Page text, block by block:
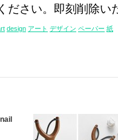
ださい。即刻削除い
design アート デザイン ペーパー 紙